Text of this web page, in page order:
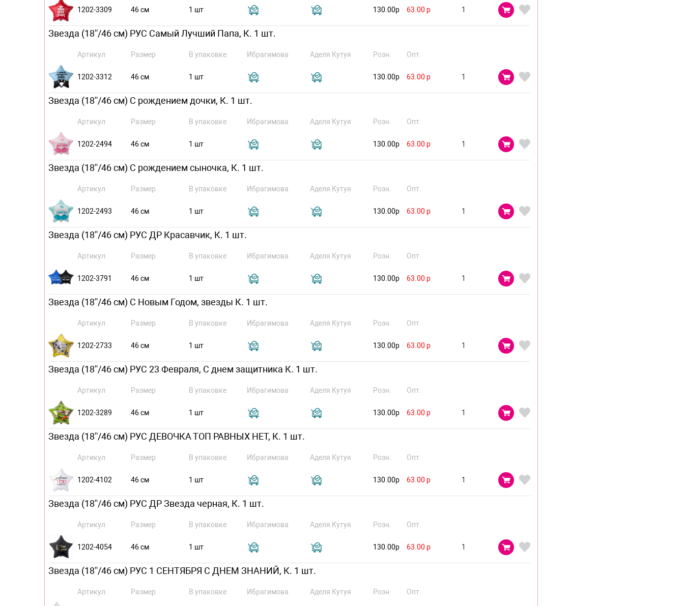
1202-3309 46 см 1 шт 130.00р 63.00 р
Звезда (18''/46 см) РУС Самый Лучший Папа, К. 1 шт.
Артикул Размер В упаковке Ибрагимова Аделя Кутуя Розн. Опт.
1202-3312 46 см 1 шт 130.00р 63.00 р
Звезда (18''/46 см) С рождением дочки, К. 1 шт.
Артикул Размер В упаковке Ибрагимова Аделя Кутуя Розн. Опт.
1202-2494 46 см 1 шт 130.00р 63.00 р
Звезда (18''/46 см) С рождением сыночка, К. 1 шт.
Артикул Размер В упаковке Ибрагимова Аделя Кутуя Розн. Опт.
1202-2493 46 см 1 шт 130.00р 63.00 р
Звезда (18''/46 см) РУС ДР Красавчик, К. 1 шт.
Артикул Размер В упаковке Ибрагимова Аделя Кутуя Розн. Опт.
1202-3791 46 см 1 шт 130.00р 63.00 р
Звезда (18''/46 см) С Новым Годом, звезды К. 1 шт.
Артикул Размер В упаковке Ибрагимова Аделя Кутуя Розн. Опт.
1202-2733 46 см 1 шт 130.00р 63.00 р
Звезда (18''/46 см) РУС 23 Февраля, С днем защитника К. 1 шт.
Артикул Размер В упаковке Ибрагимова Аделя Кутуя Розн. Опт.
1202-3289 46 см 1 шт 130.00р 63.00 р
Звезда (18''/46 см) РУС ДЕВОЧКА ТОП РАВНЫХ НЕТ, К. 1 шт.
Артикул Размер В упаковке Ибрагимова Аделя Кутуя Розн. Опт.
1202-4102 46 см 1 шт 130.00р 63.00 р
Звезда (18''/46 см) РУС ДР Звезда черная, К. 1 шт.
Артикул Размер В упаковке Ибрагимова Аделя Кутуя Розн. Опт.
1202-4054 46 см 1 шт 130.00р 63.00 р
Звезда (18''/46 см) РУС 1 СЕНТЯБРЯ С ДНЕМ ЗНАНИЙ, К. 1 шт.
Артикул Размер В упаковке Ибрагимова Аделя Кутуя Розн. Опт.